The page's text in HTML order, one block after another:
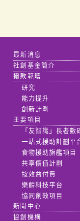
最新消息
社創基金簡介
撥款範疇
研究
能力提升
創新計劃
主要項目
「友智識」長者數
一站式援助計劃平
食物援助旗艦項目
共享價值計劃
按效益付費
樂齡科技平台
協同創效項目
新聞中心
協創機構